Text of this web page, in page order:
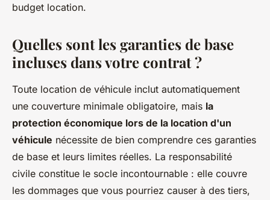
budget location.
Quelles sont les garanties de base
incluses dans votre contrat ?
Toute location de véhicule inclut automatiquement
une couverture minimale obligatoire, mais la
protection économique lors de la location d'un
véhicule nécessite de bien comprendre ces garanties
de base et leurs limites réelles. La responsabilité
civile constitue le socle incontournable : elle couvre
les dommages que vous pourriez causer à des tiers,